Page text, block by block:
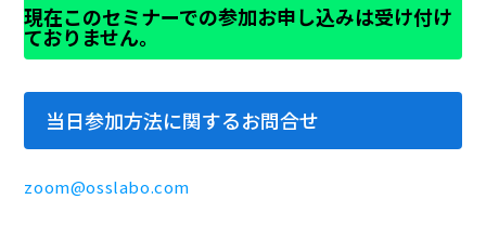
現在このセミナーでの参加お申し込みは受け付け
ておりません。
当日参加方法に関するお問合せ
zoom@osslabo.com